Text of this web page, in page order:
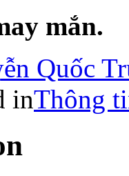
mắn.
Quốc
inThông